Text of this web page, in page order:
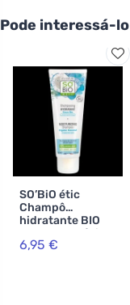
Pode interessá-lo
SO’BiO étic
Champô
hidratante BIO
com coco e ácido
hialurónico (250
6,95 €